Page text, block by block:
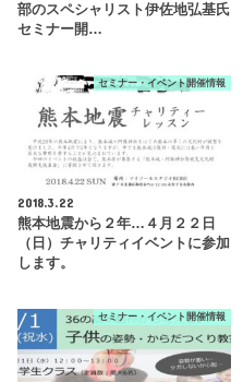
部のスペシャリスト伊佐地弘基氏
セミナー開…
セミナー・イベント開催情報
2018.3.22
熊本地震から２年…４月２２日
（日）チャリティイベントに参加
します。
セミナー・イベント開催情報